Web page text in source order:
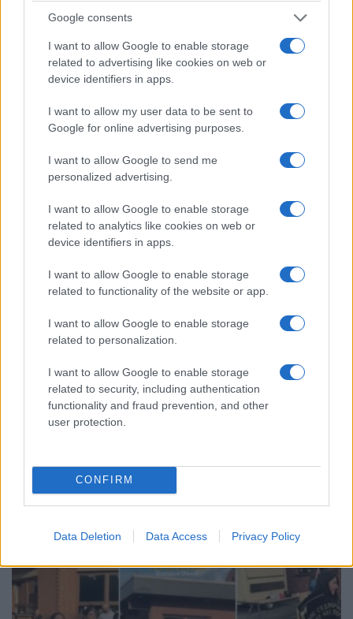
Google consents
I want to allow Google to enable storage
related to advertising like cookies on web or
device identifiers in apps.
I want to allow my user data to be sent to
Google for online advertising purposes.
I want to allow Google to send me
personalized advertising.
I want to allow Google to enable storage
related to analytics like cookies on web or
device identifiers in apps.
I want to allow Google to enable storage
related to functionality of the website or app.
I want to allow Google to enable storage
related to personalization.
I want to allow Google to enable storage
related to security, including authentication
functionality and fraud prevention, and other
user protection.
CONFIRM
Data Deletion Data Access Privacy Policy
Ένωση Ποντίων Πιερίας: Τα 28α Ποντιακά
Πολιτιστικά Δρώμενα μεταλαμπαδεύουν τη φλόγα
στις επόμενες γενιές
ΣΥΛΛΟΓΟΙ
Δυναμική παρουσία της Ένωσης Ποντίων Κιλκίς
Παραδοσιακών Χορών στην Άνθεια